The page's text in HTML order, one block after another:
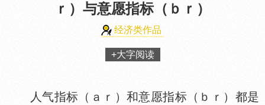
ｒ）与意愿指标（ｂｒ）
经济类作品
+大字阅读
人气指标（ａｒ）和意愿指标（ｂｒ）都是